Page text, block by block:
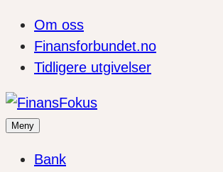
Om oss
Finansforbundet.no
Tidligere utgivelser
Meny
Bank